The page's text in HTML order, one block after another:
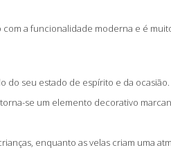
a funcionalidade moderna e é
do seu estado de espírito e da ocasião.
se um elemento decorativo
enquanto as velas criam uma